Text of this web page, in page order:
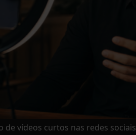
de vídeos curtos nas redes sociais